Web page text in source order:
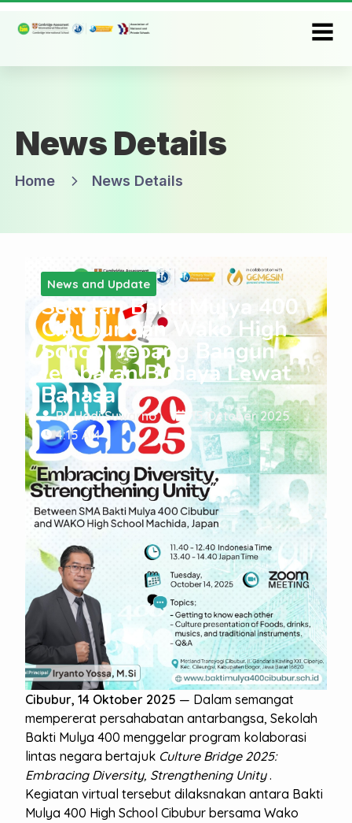
News Details
Home News Details
News and Update
Sekolah Bakti Mulya 400
Cibubur dan Wako High
School Jepang Bangun
Jembatan Budaya Lewat
Bahasa
BYHadi Suwarno
15 October 2025
4:15 AM
Cibubur, 14 Oktober 2025 — Dalam semangat
mempererat persahabatan antarbangsa, Sekolah
Bakti Mulya 400 menggelar program kolaborasi
lintas negara bertajuk Culture Bridge 2025:
Embracing Diversity, Strengthening Unity.
Kegiatan virtual tersebut dilaksnakan antara Bakti
Mulya 400 High School Cibubur bersama Wako